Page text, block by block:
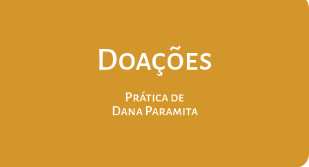
Doações
Prática de
Dana Paramita